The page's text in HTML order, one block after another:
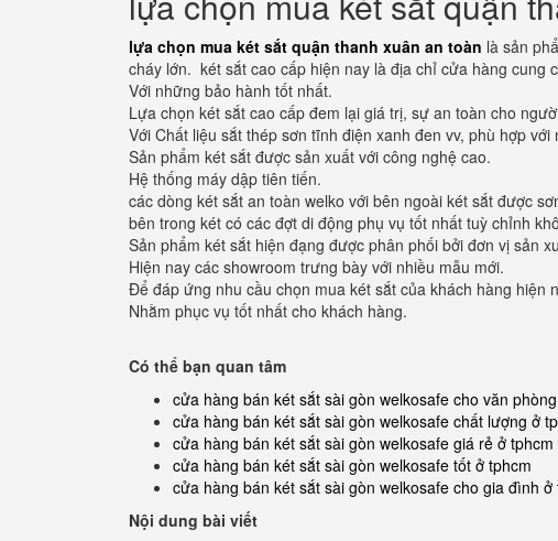
lựa chọn mua két sắt quận thanh xuân an toàn là sản
cháy lớn. két sắt cao cấp hiện nay là địa chỉ cửa hàng cung
Với những bảo hành tốt nhất.
Lựa chọn két sắt cao cấp đem lại giá trị, sự an toàn cho
Với Chất liệu sắt thép sơn tĩnh điện xanh đen vv, phù hợp
Sản phẩm két sắt được sản xuất với công nghệ cao.
Hệ thống máy dập tiên tiến.
các dòng két sắt an toàn welko với bên ngoài két sắt được
bên trong két có các đợt di động phụ vụ tốt nhất tuỳ chỉnh
Sản phẩm két sắt hiện đạng được phân phối bởi đơn vị sản
Hiện nay các showroom trưng bày với nhiều mẫu mới.
Để đáp ứng nhu cầu chọn mua két sắt của khách hàng hiện
Nhằm phục vụ tốt nhất cho khách hàng.
Có thể bạn quan tâm
cửa hàng bán két sắt sài gòn welkosafe cho văn
cửa hàng bán két sắt sài gòn welkosafe chất lượng ở
cửa hàng bán két sắt sài gòn welkosafe giá rẻ ở tphcm
cửa hàng bán két sắt sài gòn welkosafe tốt ở tphcm
cửa hàng bán két sắt sài gòn welkosafe cho gia đình ở
Nội dung bài viết